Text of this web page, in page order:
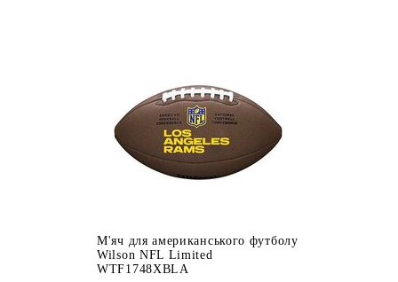
М'яч для американського футболу
Wilson NFL Limited
WTF1748XBLA